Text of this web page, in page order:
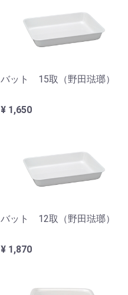
バット 15取（野田琺瑯）
¥ 1,650
バット 12取（野田琺瑯）
¥ 1,870